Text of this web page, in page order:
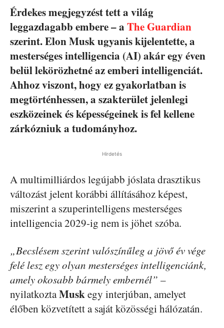
Érdekes megjegyzést tett a világ
leggazdagabb embere – a The Guardian
szerint. Elon Musk ugyanis kijelentette, a
mesterséges intelligencia (AI) akár egy éven
belül lekörözhetné az emberi intelligenciát.
Ahhoz viszont, hogy ez gyakorlatban is
megtörténhessen, a szakterület jelenlegi
eszközeinek és képességeinek is fel kellene
zárkózniuk a tudományhoz.
Hirdetés
A multimilliárdos legújabb jóslata drasztikus
változást jelent korábbi állításához képest,
miszerint a szuperintelligens mesterséges
intelligencia 2029-ig nem is jöhet szóba.
„Becslésem szerint valószínűleg a jövő év vége
felé lesz egy olyan mesterséges intelligenciánk,
amely okosabb bármely embernél” –
nyilatkoztaMuskegy interjúban, amelyet
élőben közvetített a saját közösségi hálózatán.